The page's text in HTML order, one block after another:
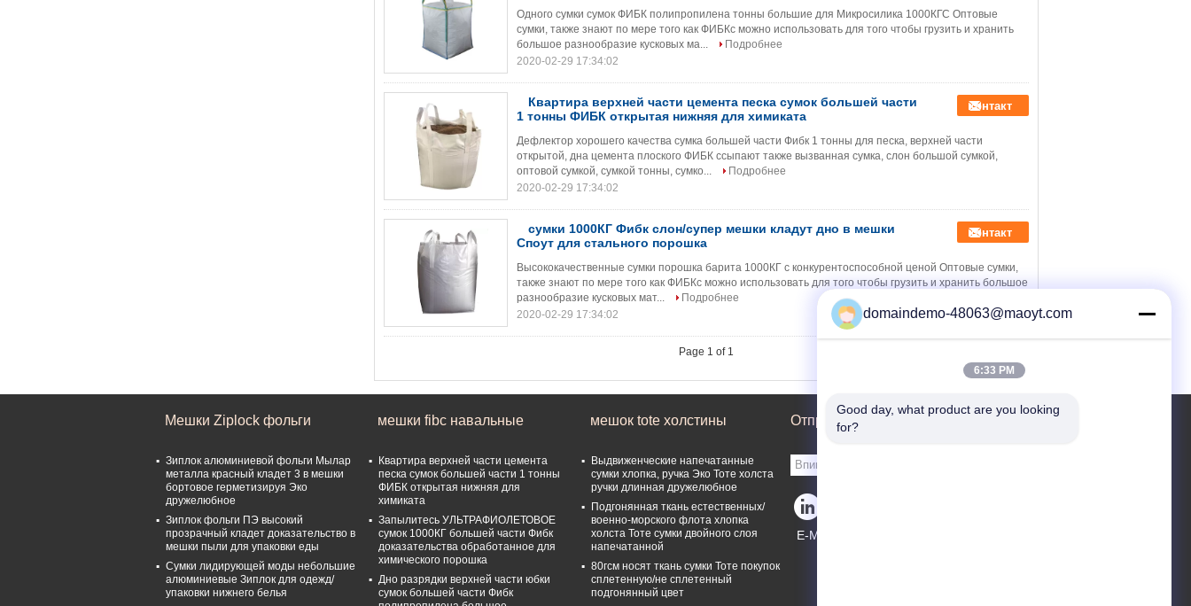
Одного сумки сумок ФИБК полипропилена тонны большие для Микросилика 1000КГС Оптовые
сумки, также знают по мере того как ФИБКс можно использовать для того чтобы грузить и хранить
большое разнообразие кусковых ма...
Подробнее
2020-02-29 17:34:02
Квартира верхней части цемента песка сумок большей части
1 тонны ФИБК открытая нижняя для химиката
контакт
Дефлектор хорошего качества сумка большей части Фибк 1 тонны для песка, верхней части
открытой, дна цемента плоского ФИБК ссыпают также вызванная сумка, слон большой сумкой,
оптовой сумкой, сумкой тонны, сумко...
Подробнее
2020-02-29 17:34:02
сумки 1000КГ Фибк слон/супер мешки кладут дно в мешки
Споут для стального порошка
контакт
Высококачественные сумки порошка барита 1000КГ с конкурентоспособной ценой Оптовые сумки,
также знают по мере того как ФИБКс можно использовать для того чтобы грузить и хранить большое
разнообразие кусковых мат...
Подробнее
2020-02-29 17:34:02
Page 1 of 1
Мешки Ziplock фольги
Зиплок алюминиевой фольги Мылар
металла красный кладет 3 в мешки
бортовое герметизируя Эко
дружелюбное
Зиплок фольги ПЭ высокий
прозрачный кладет доказательство в
мешки пыли для упаковки еды
Сумки лидирующей моды небольшие
алюминиевые Зиплок для одежд/
упаковки нижнего белья
мешки fibc навальные
Квартира верхней части цемента
песка сумок большей части 1 тонны
ФИБК открытая нижняя для
химиката
Запылитесь УЛЬТРАФИОЛЕТОВОЕ
сумок 1000КГ большей части Фибк
доказательства обработанное для
химического порошка
Дно разрядки верхней части юбки
сумок большей части Фибк
мешок tote холстины
Выдвиженческие напечатанные
сумки хлопка, ручка Эко Тоте холста
ручки длинная дружелюбное
Подгонянная ткань естественных/
военно-морского флота хлопка
холста Тоте сумки двойного слоя
напечатанной
80гсм носят ткань сумки Тоте покупок
сплетенную/не сплетенный
подгонянный цвет
Отправить запрос
E-Mail
domaindemo-48063@maoyt.com
6:33 PM
Good day, what product are you looking
for?